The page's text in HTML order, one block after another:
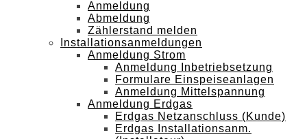
Anmeldung
Abmeldung
Zählerstand melden
Installationsanmeldungen
Anmeldung Strom
Anmeldung Inbetriebsetzung
Formulare Einspeiseanlagen
Anmeldung Mittelspannung
Anmeldung Erdgas
Erdgas Netzanschluss (Kunde)
Erdgas Installationsanm.